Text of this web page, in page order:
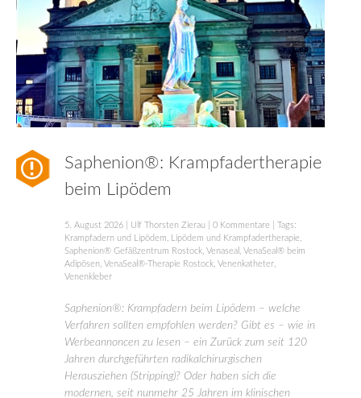
Saphenion®: Krampfadertherapie
beim Lipödem
5. August 2026 Ulf Thorsten Zierau 0 Kommentare | Tags:
Krampfadern und Lipödem
Lipödem und Krampfadertherapie
Saphenion® Gefäßzentrum Rostock Venaseal
VenaSeal® beim
Adipösen VenaSeal®-Therapie Rostock Venenkatheter
Venenkleber
Saphenion®: Krampfadern beim Lipödem – welche
Verfahren sollten empfohlen werden? Gibt es – wie in
Werbeannoncen zu lesen – ein Zurück zum seit 120
Jahren durchgeführten radikalchirurgischen
Herausziehen (Stripping)? Oder haben sich die
modernen, seit nunmehr 25 Jahren im klinischen